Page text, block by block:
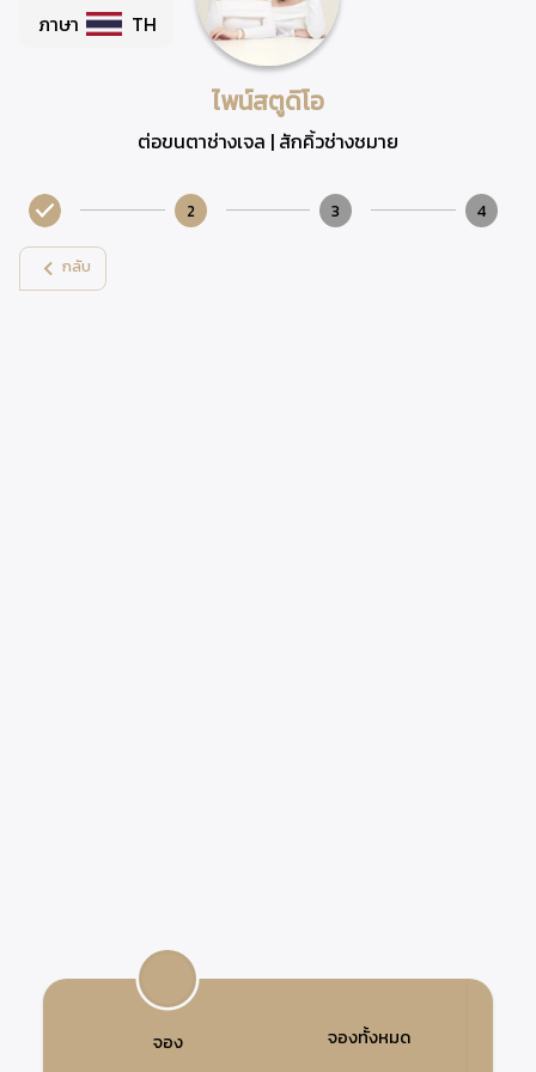
ภาษา TH
ไพน์สตูดิโอ
ต่อขนตาช่างเจล | สักคิ้วช่างชมาย
2 3 4
กลับ
จอง จองทั้งหมด